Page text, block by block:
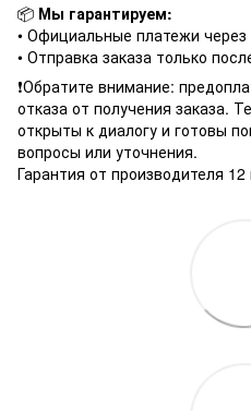
📦 Мы гарантируем:
• Официальные платежи
• Отправка заказа только
❗️Обратите внимание:
отказа от получения заказа.
открыты к диалогу и готовы
вопросы или уточнения.
Гарантия от производителя